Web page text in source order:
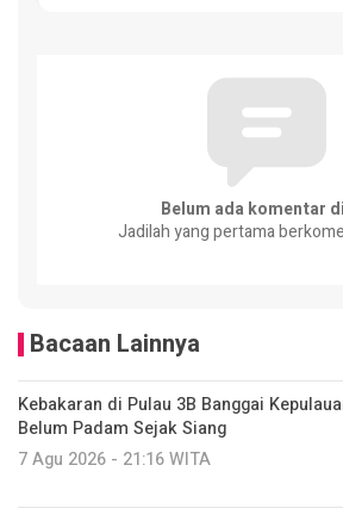
Belum ada komentar
Jadilah yang pertama
Bacaan Lainnya
Kebakaran di Pulau 3B Banggai
Belum Padam Sejak Siang
7 Agu 2026 - 21:16 WITA